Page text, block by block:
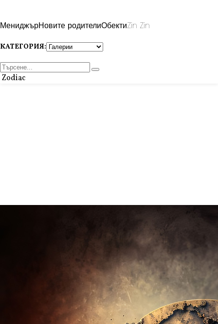
МениджърНовите родителиОбектиZin Zin
КАТЕГОРИЯ:
Zodiac